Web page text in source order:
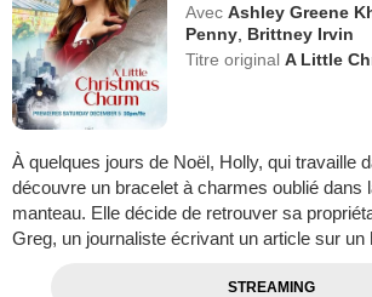
Avec Ashley Greene
Penny Brittney Irvin
Titre originalA Little
À quelques jours de Noël, Holly, qui travaille
découvre un bracelet à charmes oublié dans
manteau. Elle décide de retrouver sa
Greg, un journaliste écrivant un article sur
STREAMING